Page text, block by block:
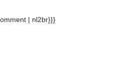
| nl2br}}}